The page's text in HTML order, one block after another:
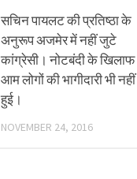
सचिन पायलट की प्रतिष्ठा के
अनुरूप अजमेर में नहीं जुटे
कांग्रेसी। नोटबंदी के खिलाफ
आम लोगों की भागीदारी भी नहीं
हुई।
NOVEMBER 24, 2016